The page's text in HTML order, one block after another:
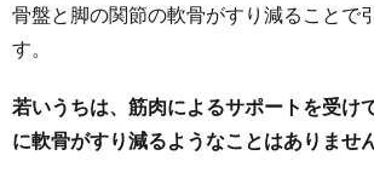
骨盤と脚の関節の軟骨がすり減ることで
す。
若いうちは、筋肉によるサポートを受け
に軟骨がすり減るようなことはありません